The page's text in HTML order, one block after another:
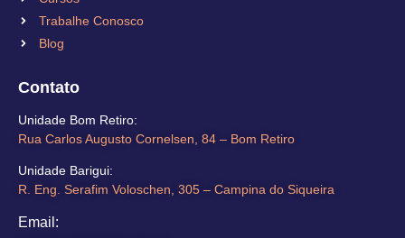
Trabalhe Conosco
Blog
Contato
Unidade Bom Retiro​:
Rua Carlos Augusto Cornelsen, 84 – Bom Retiro​
Unidade Barigui:
R. Eng. Serafim Voloschen, 305 – Campina do Siqueira
Email: